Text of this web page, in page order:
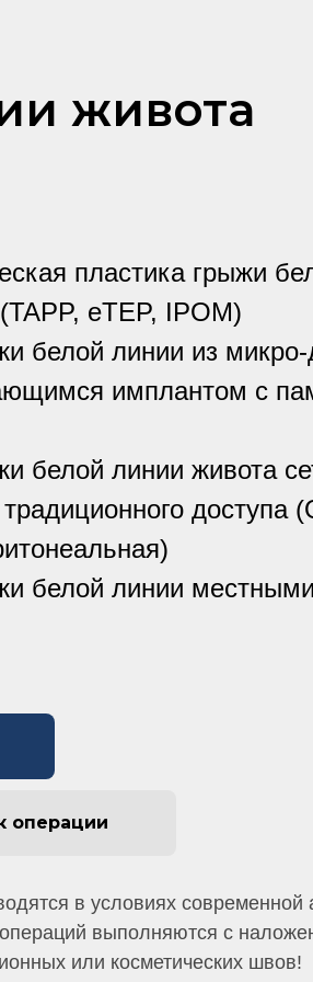
живота
пластика грыжи
eTEP, IPOM)
белой линии из микро-
имплантом с
белой линии живота
доступа
белой линии местными
операции
в условиях современной
выполняются с
или косметических швов!